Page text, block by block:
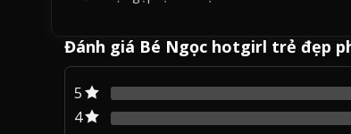
Đánh giá Bé Ngọc hotgirl trẻ đẹp
5
4